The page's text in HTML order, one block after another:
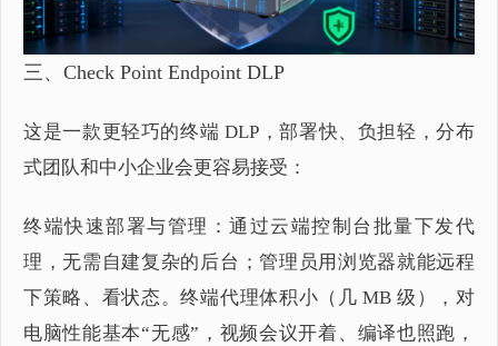
三、Check Point Endpoint DLP
这是一款更轻巧的终端 DLP，部署快、负担轻，分布
式团队和中小企业会更容易接受：
终端快速部署与管理：通过云端控制台批量下发代
理，无需自建复杂的后台；管理员用浏览器就能远程
下策略、看状态。终端代理体积小（几 MB 级），对
电脑性能基本“无感”，视频会议开着、编译也照跑，